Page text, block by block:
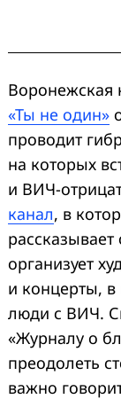
Воронежская
«Ты не один»
проводит
на которых
и ВИЧ-
канал, в
организует
и концерты, в
люди с ВИЧ.
«Журналу о
преодолеть
важно